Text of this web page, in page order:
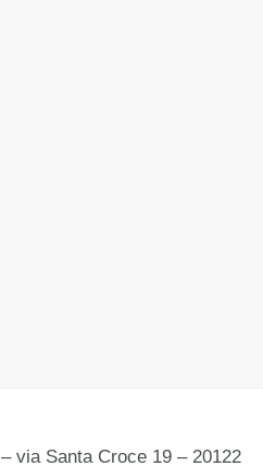
– via Santa Croce 19 – 20122